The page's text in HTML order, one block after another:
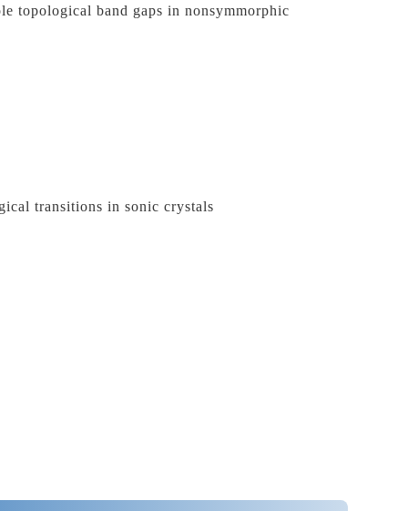
topological band gaps in nonsymmorphic
transitions in sonic crystals